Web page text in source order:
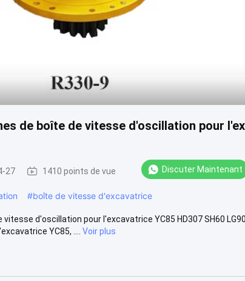
de boîte de vitesse d'oscillation pour
27 1410 points de vue Discuter Maintenant
#boîte de vitesse d'excavatrice
d'oscillation pour l'excavatrice YC85 HD307 SH60
YC85, ....
Voir plus